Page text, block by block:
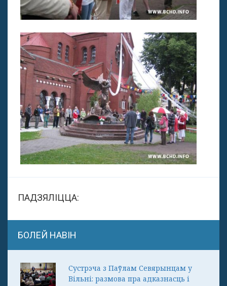
ПАДЗЯЛІЦЦА:
БОЛЕЙ НАВІН
Сустрэча з Паўлам Севярынцам у
Вільні: размова пра адказнасць і